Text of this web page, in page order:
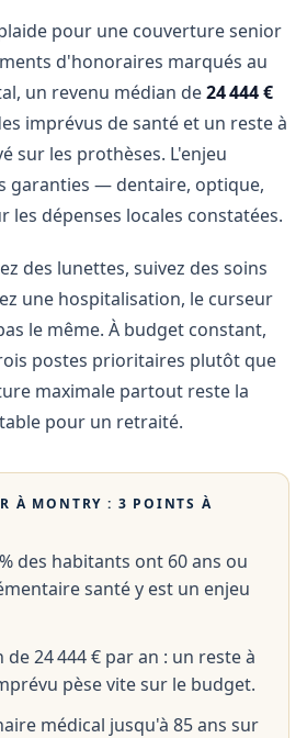
pour une couverture senior
d'honoraires marqués au
un revenu médian de24 444 €
imprévus de santé et un reste à
sur les prothèses. L'enjeu
garanties — dentaire, optique,
dépenses locales constatées.
des lunettes, suivez des soins
une hospitalisation, le curseur
le même. À budget constant,
postes prioritaires plutôt que
maximale partout reste la
pour un retraité.
À MONTRY : 3 POINTS À
des habitants ont 60 ans ou
santé y est un enjeu
de 24 444 € par an : un reste à
pèse vite sur le budget.
médical jusqu'à 85 ans sur